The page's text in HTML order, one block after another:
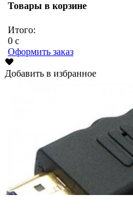
Товары в корзине
Итого:
0 c
Оформить заказ
Добавить в избранное